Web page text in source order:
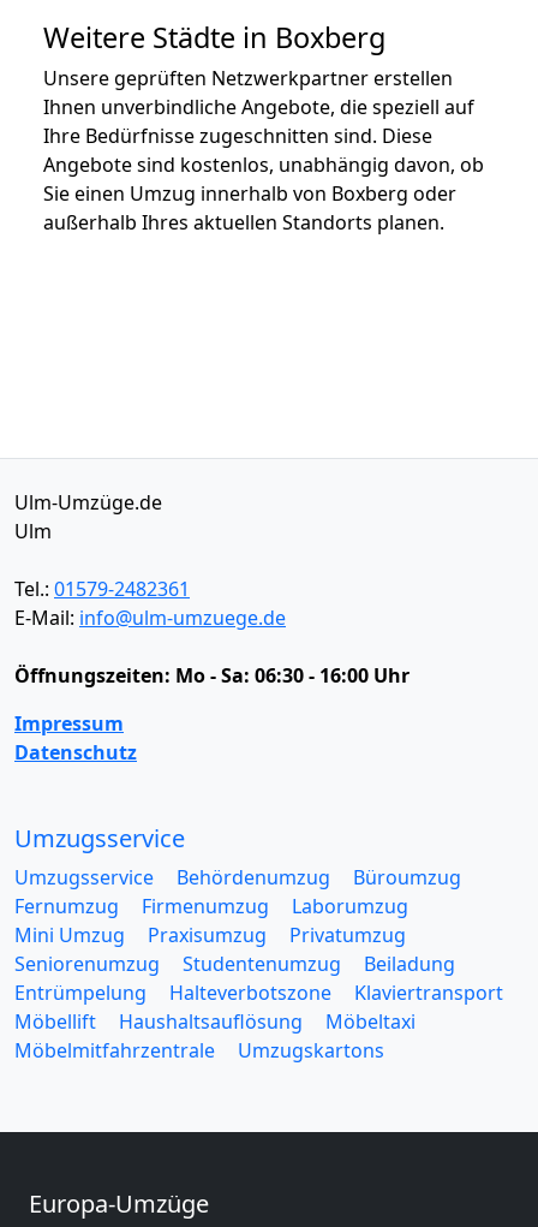
Weitere Städte in Boxberg
Unsere geprüften Netzwerkpartner erstellen
Ihnen unverbindliche Angebote, die speziell auf
Ihre Bedürfnisse zugeschnitten sind. Diese
Angebote sind kostenlos, unabhängig davon, ob
Sie einen Umzug innerhalb von Boxberg oder
außerhalb Ihres aktuellen Standorts planen.
Ulm-Umzüge.de
Ulm
Tel.: 01579-2482361
E-Mail: info@ulm-umzuege.de
Öffnungszeiten: Mo - Sa: 06:30 - 16:00 Uhr
Impressum
Datenschutz
Umzugsservice
Umzugsservice Behördenumzug
Büroumzug
Fernumzug
Firmenumzug
Laborumzug
Mini Umzug
Praxisumzug
Privatumzug
Seniorenumzug
Studentenumzug
Beiladung
Entrümpelung
Halteverbotszone
Klaviertransport
Möbellift
Haushaltsauflösung
Möbeltaxi
Möbelmitfahrzentrale
Umzugskartons
Europa-Umzüge